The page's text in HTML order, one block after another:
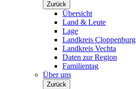
Zurück
Übersicht
Land & Leute
Lage
Landkreis Cloppenburg
Landkreis Vechta
Daten zur Region
Familientag
Über uns
Zurück